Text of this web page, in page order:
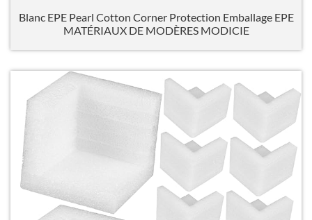
Blanc EPE Pearl Cotton Corner Protection Emballage EPE
MATÉRIAUX DE MODÈRES MODICIE